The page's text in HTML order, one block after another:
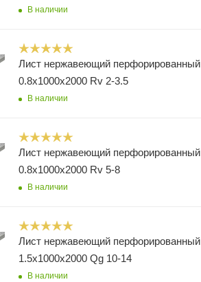
В наличии
Лист нержавеющий перфорированный
0.8х1000х2000 Rv 2-3.5
В наличии
Лист нержавеющий перфорированный
0.8х1000х2000 Rv 5-8
В наличии
Лист нержавеющий перфорированный
1.5х1000х2000 Qg 10-14
В наличии